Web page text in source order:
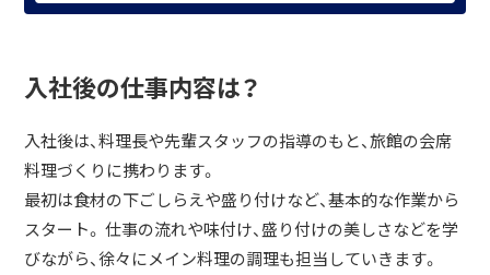
入社後の仕事内容は？
入社後は、料理長や先輩スタッフの指導のもと、旅館の会席
料理づくりに携わります。
最初は食材の下ごしらえや盛り付けなど、基本的な作業から
スタート。 仕事の流れや味付け、盛り付けの美しさなどを学
びながら、徐々にメイン料理の調理も担当していきます。